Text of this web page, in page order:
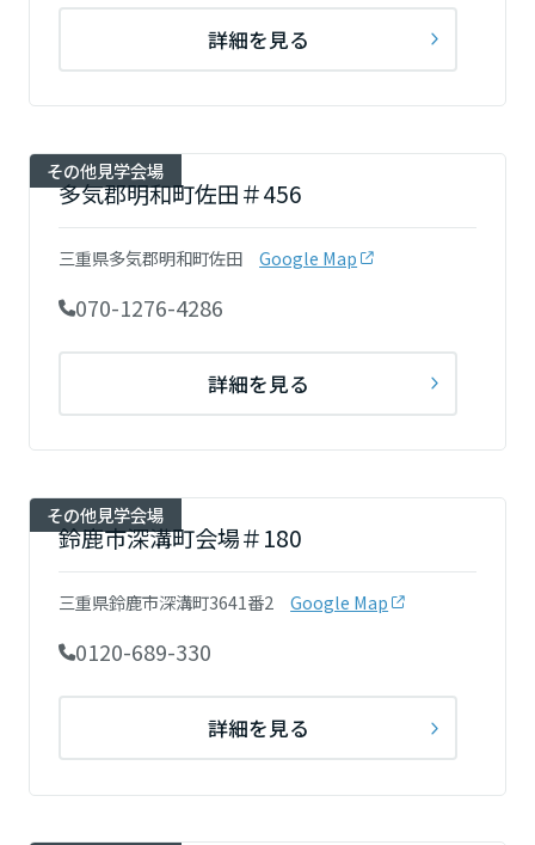
詳細を見る
その他見学会場
多気郡明和町佐田＃456
三重県多気郡明和町佐田 Google Map
070-1276-4286
詳細を見る
その他見学会場
鈴鹿市深溝町会場＃180
三重県鈴鹿市深溝町3641番2 Google Map
0120-689-330
詳細を見る
熊本県